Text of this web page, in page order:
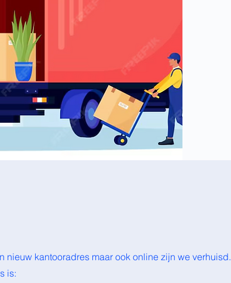
nieuw kantooradres maar ook online zijn we verhuisd.
is: